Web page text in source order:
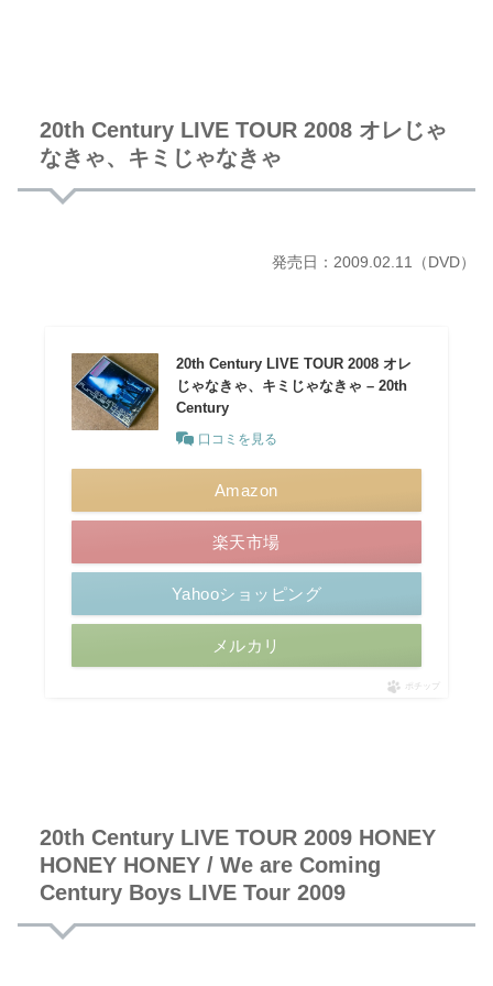
20th Century LIVE TOUR 2008 オレじゃ
なきゃ、キミじゃなきゃ
発売日：2009.02.11（DVD）
20th Century LIVE TOUR 2008 オレ
じゃなきゃ、キミじゃなきゃ – 20th
Century
口コミを見る
Amazon
楽天市場
Yahooショッピング
メルカリ
ポチップ
20th Century LIVE TOUR 2009 HONEY
HONEY HONEY / We are Coming
Century Boys LIVE Tour 2009